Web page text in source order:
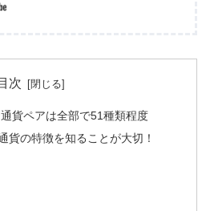
次
貨ペアは全部で51種類程度
貨の特徴を知ることが大切！